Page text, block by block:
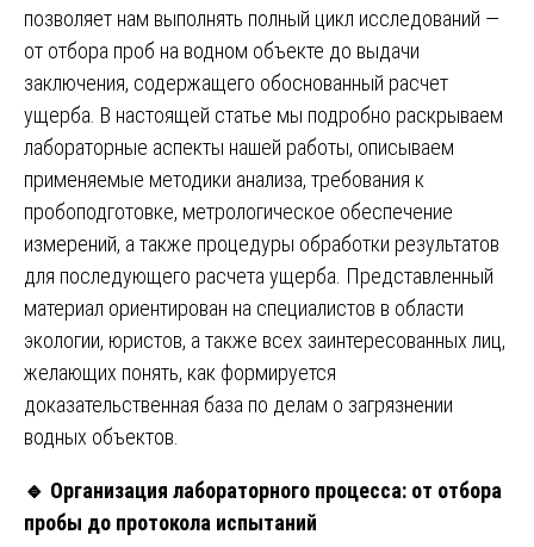
позволяет нам выполнять полный цикл исследований —
от отбора проб на водном объекте до выдачи
заключения, содержащего обоснованный расчет
ущерба. В настоящей статье мы подробно раскрываем
лабораторные аспекты нашей работы, описываем
применяемые методики анализа, требования к
пробоподготовке, метрологическое обеспечение
измерений, а также процедуры обработки результатов
для последующего расчета ущерба. Представленный
материал ориентирован на специалистов в области
экологии, юристов, а также всех заинтересованных лиц,
желающих понять, как формируется
доказательственная база по делам о загрязнении
водных объектов.
🔹 Организация лабораторного процесса: от отбора
пробы до протокола испытаний